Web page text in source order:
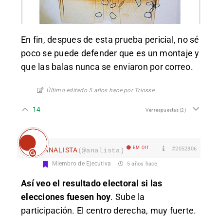
En fin, despues de esta prueba pericial, no sé
poco se puede defender que es un montaje y
que las balas nunca se enviaron por correo.
Último editado 5 años hace por Triosse
14 Ver respuestas(2)
ANALISTA(@analista) EM Off #2052806
Miembro de Ejecutiva 5 años hace
Así veo el resultado electoral si las
elecciones fuesen hoy. Sube la
participación. El centro derecha, muy fuerte.